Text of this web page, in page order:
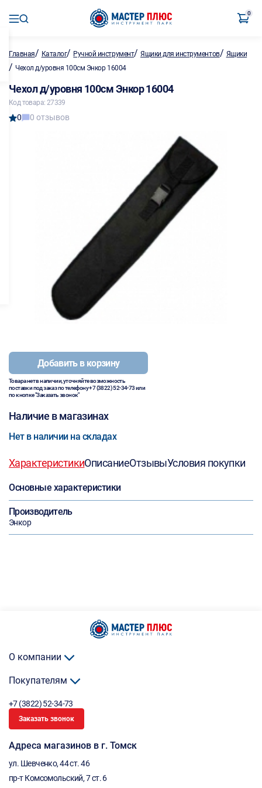
0
Главная/ Каталог/ Ручной инструмент/Ящики для инструментов/ Ящики
/ Чехол д/уровня 100см Энкор 16004
Чехол д/уровня 100см Энкор 16004
Код товара: 27339
0 0 отзывов
Добавить в корзину
Товара нет в наличии, уточняйте возможность
поставки под заказ по телефону+7 (3822) 52-34-73или
по кнопке "Заказать звонок"
Наличие в магазинах
Нет в наличии на складах
ХарактеристикиОписаниеОтзывыУсловия покупки
Основные характеристики
Производитель
Энкор
О компании
Покупателям
+7 (3822) 52-34-73
Заказать звонок
Адреса магазинов в г. Томск
ул. Шевченко, 44 ст. 46
пр-т Комсомольский, 7 ст. 6